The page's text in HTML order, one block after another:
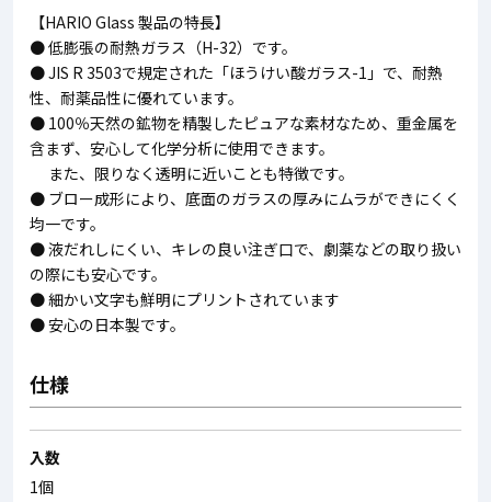
【HARIO Glass 製品の特長】
● 低膨張の耐熱ガラス（H-32）です。
● JIS R 3503で規定された「ほうけい酸ガラス-1」で、耐熱
性、耐薬品性に優れています。
● 100％天然の鉱物を精製したピュアな素材なため、重金属を
含まず、安心して化学分析に使用できます。
また、限りなく透明に近いことも特徴です。
● ブロー成形により、底面のガラスの厚みにムラができにくく
均一です。
● 液だれしにくい、キレの良い注ぎ口で、劇薬などの取り扱い
の際にも安心です。
● 細かい文字も鮮明にプリントされています
● 安心の日本製です。
仕様
入数
1個